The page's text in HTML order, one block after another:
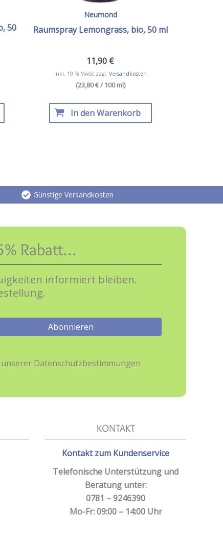
50
Neumond
Raumspray Lemongrass, bio, 50 ml
11,90 €
inkl. 19 % MwSt.zzgl. Versandkosten
(23,80 € / 100 ml)
In den Warenkorb
Günstige Versandkosten
Rabatt…
informiert bleiben.
Datenschutzbestimmungen
KONTAKT
Kontakt zum Kundenservice
Telefonische Unterstützung und
Beratung unter:
0781 – 9246390
Mo-Fr: 09:00 – 14:00 Uhr